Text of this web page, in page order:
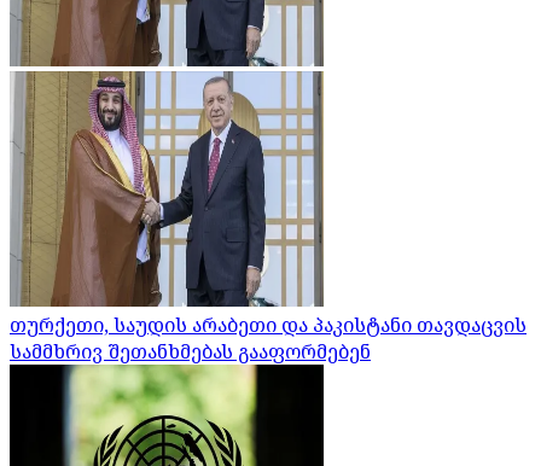
თურქეთი, საუდის არაბეთი და პაკისტანი თავდაცვის
სამმხრივ შეთანხმებას გააფორმებენ